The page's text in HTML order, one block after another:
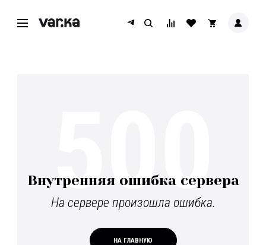
Внутренняя ошибка сервера
На сервере произошла ошибка.
НА ГЛАВНУЮ
500